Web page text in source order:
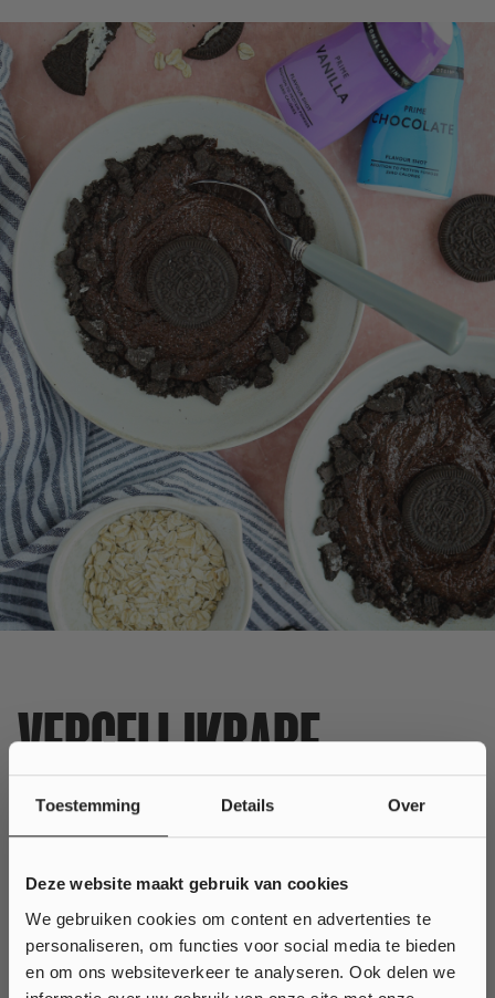
Toestemming Details Over
Deze website maakt gebruik van cookies
We gebruiken cookies om content en advertenties te
personaliseren, om functies voor social media te bieden
en om ons websiteverkeer te analyseren. Ook delen we
VERGELIJKBARE
PRODUCTEN
Wil je 10% korting